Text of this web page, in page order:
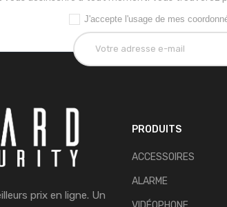
J'accepte l'usage de mes
prix en ligne. Un
PRODUITS
ACCESSOIRES
ALARME